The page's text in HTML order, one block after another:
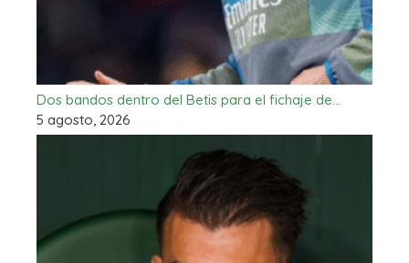
Dos bandos dentro del Betis para el fichaje de…
5 agosto, 2026